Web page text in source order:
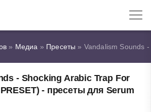
» Медиа » Пресеты » Vandalism Sounds
- Shocking Arabic Trap For
- пресеты для Serum